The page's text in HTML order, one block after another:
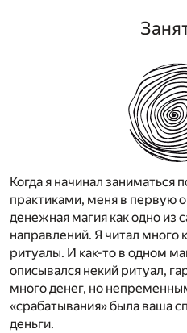
Когда я начинал заниматься
практиками, меня в первую
денежная магия как одно из
направлений. Я читал много
ритуалы. И как-то в одном
описывался некий ритуал,
много денег, но
«срабатывания» была ваша
деньги.